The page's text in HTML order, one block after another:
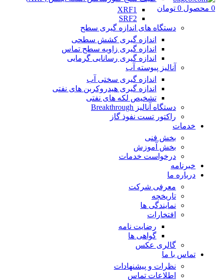
0 محصول 0 تومان
XRF1
SRF2
دستگاه های اندازه گیری سطح
اندازه گیری کشش سطحی
اندازه گیری زاویه سطح تماس
اندازه گیری رسانایی گرمایی
آنالیز پیوسته آب
اندازه گیری سختی آب
اندازه گیری هیدروکربن های نفتی
تشخیص لکه های نفتی
دستگاه آنالیز Breakthrough
راکتور تست نفوذ گاز
خدمات
بخش فنی
بخش آموزش
درخواست خدمات
خبرنامه
درباره ما
معرفی شرکت
تاریخچه
نمایندگی ها
افتخارات
رضایت نامه
گواهی ها
گالری عکس
تماس با ما
نظرات و پیشنهادات
اطلاعات تماس